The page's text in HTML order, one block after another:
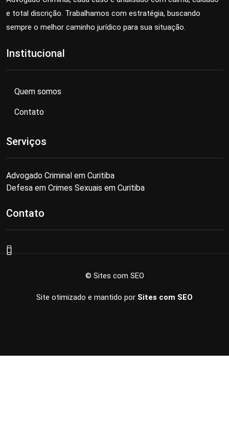
e total discrição. Trabalhamos com estratégia, buscando
sempre o melhor caminho jurídico para sua situação.
Institucional
Quem somos
Contato
Serviços
Advogado Criminal em Curitiba
Defesa em Crimes Sexuais em Curitiba
Contato
© Sites com SEO
Site otimizado e mantido por Sites com SEO